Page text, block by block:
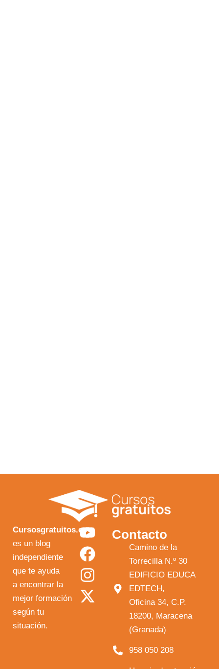
Cursosgratuitos.es
es un blog
independiente
que te ayuda
a encontrar la
mejor formación
según tu
situación.
Y
o
u
t
u
F
a
c
e
b
I
n
s
t
a
X
-
t
w
i
Contacto
Camino de la
Torrecilla N.º 30
EDIFICIO EDUCA
EDTECH,
Oficina 34, C.P.
18200, Maracena
(Granada)
958 050 208